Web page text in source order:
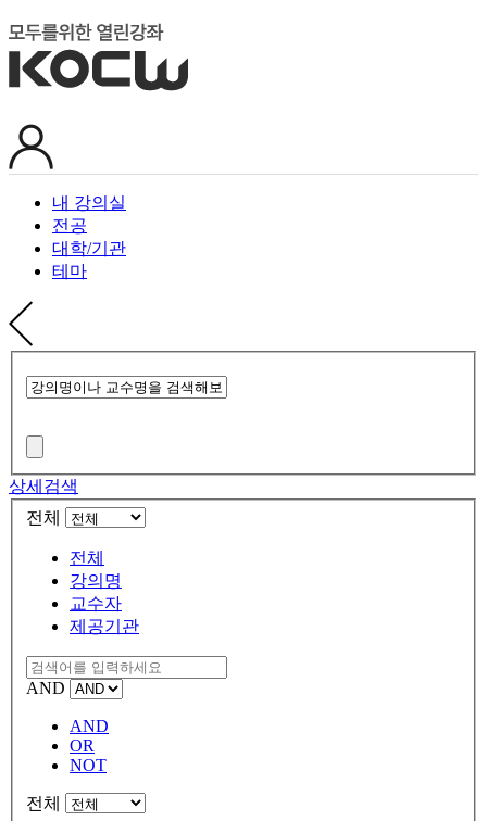
내 강의실
전공
대학/기관
테마
상세검색
전체
전체
강의명
교수자
제공기관
AND
AND
OR
NOT
전체